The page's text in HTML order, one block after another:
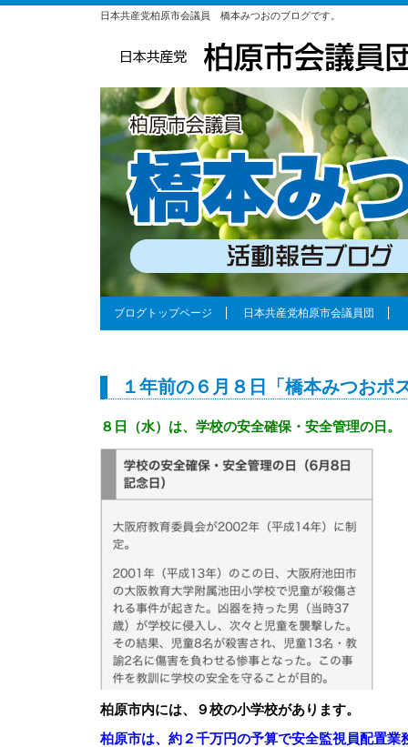
日本共産党柏原市会議員 橋本みつおのブログです。
ブログトップページ 日本共産党柏原市会議員団
１年前の６月８日「橋本みつおポ
８日（水）は、学校の安全確保・安全管理の日。
柏原市内には、９校の小学校があります。
柏原市は、約２千万円の予算で安全監視員配置業